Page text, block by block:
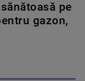
pe
gazon,